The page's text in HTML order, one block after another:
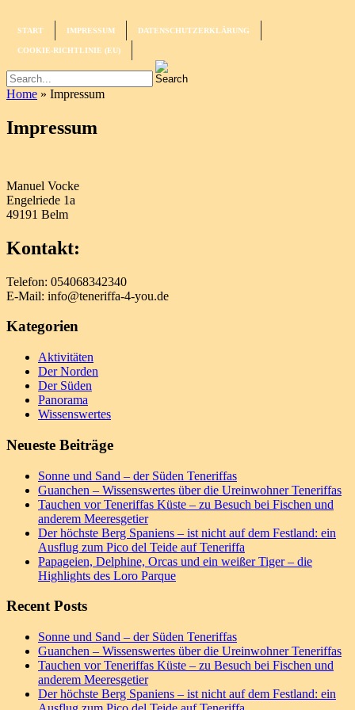
START IMPRESSUM DATENSCHUTZERKLÄRUNG
COOKIE-RICHTLINIE (EU)
Home » Impressum
Impressum
Manuel Vocke
Engelriede 1a
49191 Belm
Kontakt:
Telefon: 054068342340
E-Mail: info@teneriffa-4-you.de
Kategorien
Aktivitäten
Der Norden
Der Süden
Panorama
Wissenswertes
Neueste Beiträge
Sonne und Sand – der Süden Teneriffas
Guanchen – Wissenswertes über die Ureinwohner Teneriffas
Tauchen vor Teneriffas Küste – zu Besuch bei Fischen und
anderem Meeresgetier
Der höchste Berg Spaniens – ist nicht auf dem Festland: ein
Ausflug zum Pico del Teide auf Teneriffa
Papageien, Delphine, Orcas und ein weißer Tiger – die
Highlights des Loro Parque
Recent Posts
Sonne und Sand – der Süden Teneriffas
Guanchen – Wissenswertes über die Ureinwohner Teneriffas
Tauchen vor Teneriffas Küste – zu Besuch bei Fischen und
anderem Meeresgetier
Der höchste Berg Spaniens – ist nicht auf dem Festland: ein